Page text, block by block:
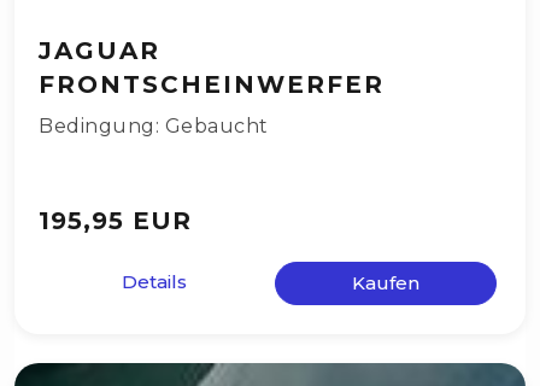
JAGUAR
FRONTSCHEINWERFER
Bedingung: Gebaucht
195,95 EUR
Details Kaufen